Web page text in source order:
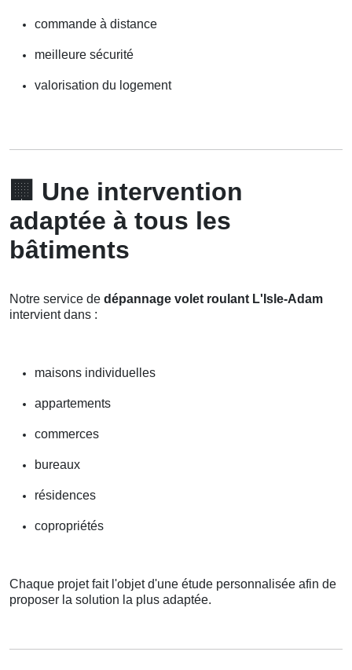
commande à distance
meilleure sécurité
valorisation du logement
🏢 Une intervention
adaptée à tous les
bâtiments
Notre service de dépannage volet roulant L'Isle-Adam
intervient dans :
maisons individuelles
appartements
commerces
bureaux
résidences
copropriétés
Chaque projet fait l'objet d'une étude personnalisée afin de
proposer la solution la plus adaptée.